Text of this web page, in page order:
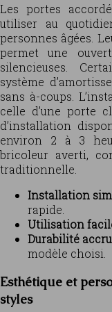
Les portes
utiliser au
personnes âgées.
permet une
silencieuses.
système
sans à-coups.
celle d’une porte
d’installation
environ 2 à 3
bricoleur averti,
traditionnelle.
Installation
rapide.
Utilisation
Durabilité
modèle choisi.
Esthétique et
styles